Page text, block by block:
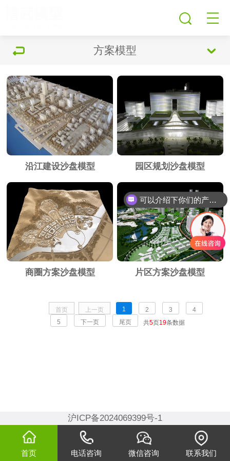
方案模型
沿江建设沙盘模型 园区规划沙盘模型
商圈方案沙盘模型 片区方案沙盘模型
首页 上一页 1 2 3
4
5
下一页 尾页 共5页19条数据
沪ICP备2024069399号-1
首页 电话咨询 微信咨询 联系我们
可以介绍下你们的产品么